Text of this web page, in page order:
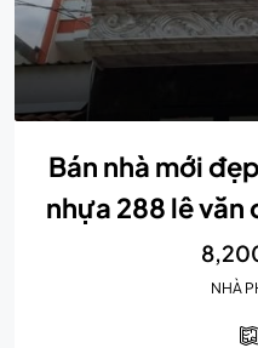
Bán nhà mới
nhựa 288 lê văn
NHÀ